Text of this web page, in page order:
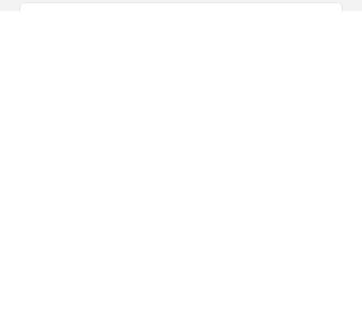
Indtast din e-mailadresse